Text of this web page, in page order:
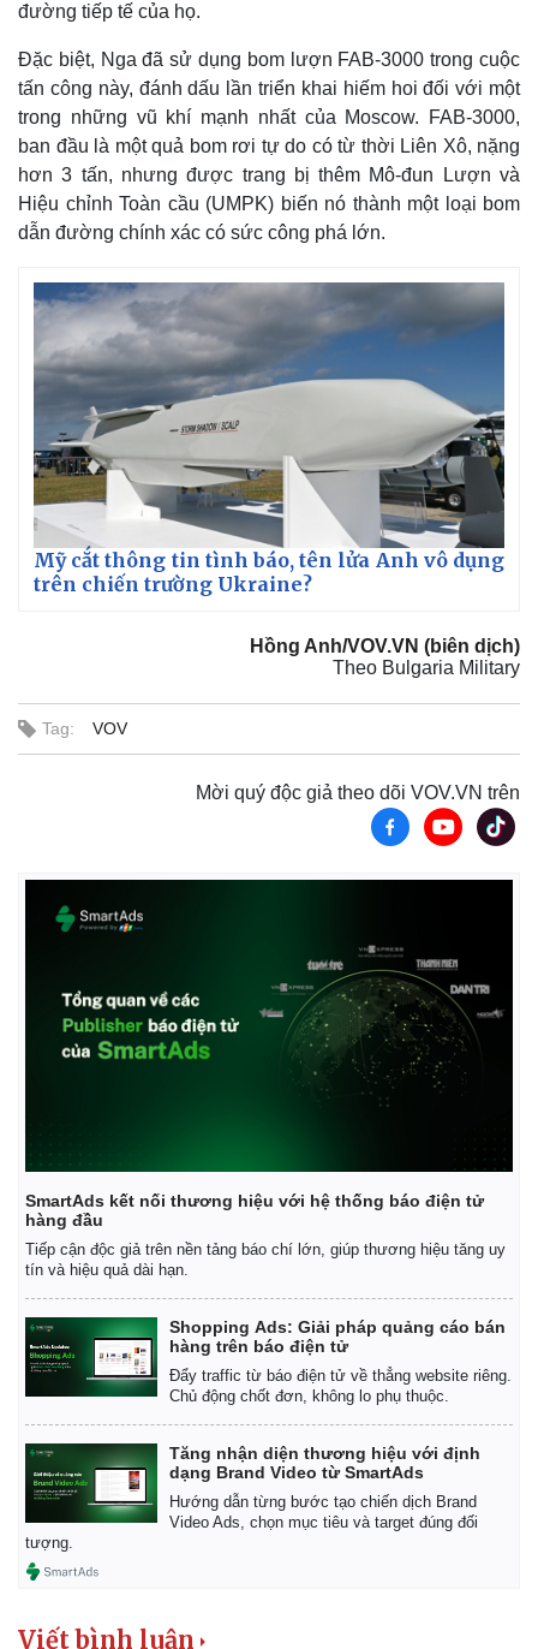
Quan sát
Cuộc sống đó đây
Hồ sơ
Ảnh
E-Magazine
Infographic
đường tiếp tế của họ.
Đặc biệt, Nga đã sử dụng bom lượn FAB-3000 trong cuộc
tấn công này, đánh dấu lần triển khai hiếm hoi đối với một
trong những vũ khí mạnh nhất của Moscow. FAB-3000,
ban đầu là một quả bom rơi tự do có từ thời Liên Xô, nặng
hơn 3 tấn, nhưng được trang bị thêm Mô-đun Lượn và
Hiệu chỉnh Toàn cầu (UMPK) biến nó thành một loại bom
dẫn đường chính xác có sức công phá lớn.
Mỹ cắt thông tin tình báo, tên lửa Anh vô dụng
trên chiến trường Ukraine?
Hồng Anh/VOV.VN (biên dịch)
Theo Bulgaria Military
Tag: VOV
Mời quý độc giả theo dõi VOV.VN trên
SmartAds kết nối thương hiệu với hệ thống báo điện tử
hàng đầu
Tiếp cận độc giả trên nền tảng báo chí lớn, giúp thương hiệu tăng uy
tín và hiệu quả dài hạn.
Shopping Ads: Giải pháp quảng cáo bán
hàng trên báo điện tử
Đẩy traffic từ báo điện tử về thẳng website riêng.
Chủ động chốt đơn, không lo phụ thuộc.
Tăng nhận diện thương hiệu với định
dạng Brand Video từ SmartAds
Hướng dẫn từng bước tạo chiến dịch Brand
Video Ads, chọn mục tiêu và target đúng đối
tượng.
Viết bình luận